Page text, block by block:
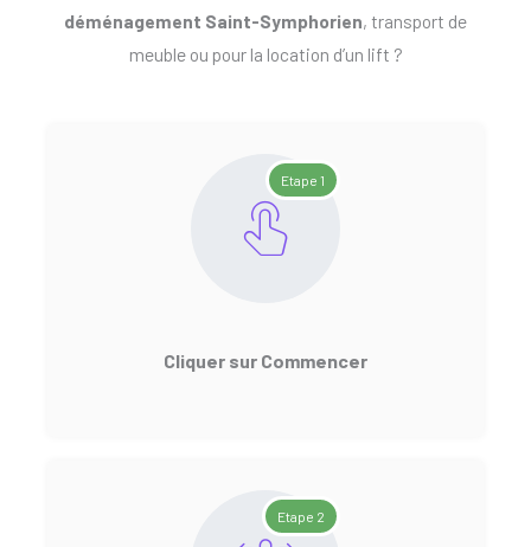
déménagement Saint-Symphorien, transport de
meuble ou pour la location d’un lift ?
Etape 1
Cliquer sur Commencer
Etape 2